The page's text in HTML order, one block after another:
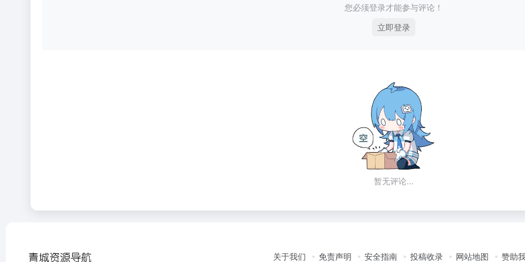
您必须登录才能参与评论！
立即登录
暂无评论...
关于我们 免责声明 安全指南 投稿收录 网站地图 赞助